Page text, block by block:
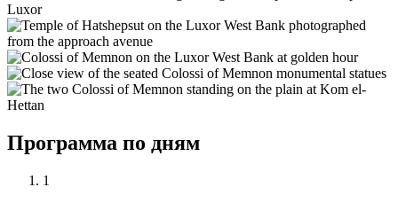
Программа по дням
1